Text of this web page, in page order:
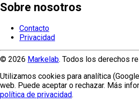
Sobre nosotros
Contacto
Privacidad
© 2026 Markelab. Todos los derechos
Utilizamos cookies para analítica
web. Puede aceptar o rechazar. Más
política de privacidad.